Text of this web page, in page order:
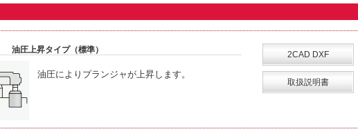
油圧上昇タイプ（標準）
油圧によりプランジャが上昇します。
2CAD DXF
取扱説明書